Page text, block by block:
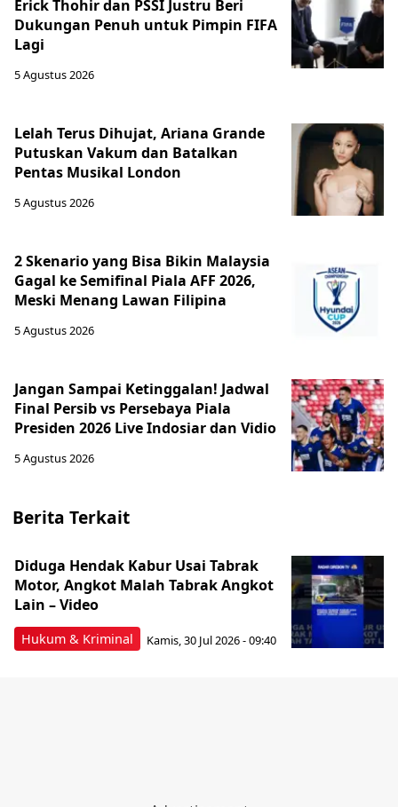
Erick Thohir dan PSSI Justru Beri
Dukungan Penuh untuk Pimpin FIFA
Lagi
5 Agustus 2026
Lelah Terus Dihujat, Ariana Grande
Putuskan Vakum dan Batalkan
Pentas Musikal London
5 Agustus 2026
2 Skenario yang Bisa Bikin Malaysia
Gagal ke Semifinal Piala AFF 2026,
Meski Menang Lawan Filipina
5 Agustus 2026
Jangan Sampai Ketinggalan! Jadwal
Final Persib vs Persebaya Piala
Presiden 2026 Live Indosiar dan Vidio
5 Agustus 2026
Berita Terkait
Hukum & Kriminal
Diduga Hendak Kabur Usai Tabrak
Motor, Angkot Malah Tabrak Angkot
Lain – Video
Kamis, 30 Jul 2026 - 09:40